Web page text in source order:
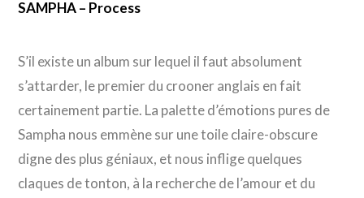
SAMPHA – Process
S’il existe un album sur lequel il faut absolument
s’attarder, le premier du crooner anglais en fait
certainement partie. La palette d’émotions pures de
Sampha nous emmène sur une toile claire-obscure
digne des plus géniaux, et nous inflige quelques
claques de tonton, à la recherche de l’amour et du